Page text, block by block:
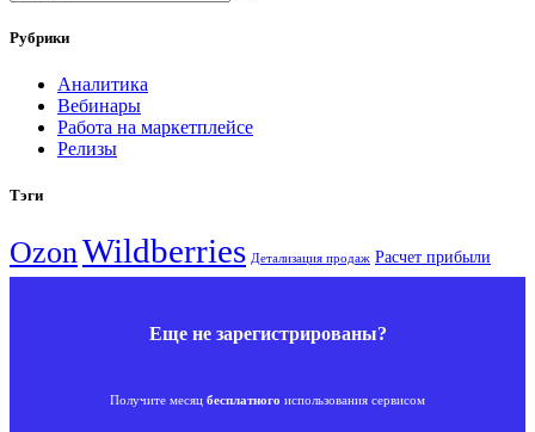
Рубрики
Аналитика
Вебинары
Работа на маркетплейсе
Релизы
Тэги
OzonWildberries Детализация продаж Расчет прибыли
Еще не зарегистрированы?
Получите месяц бесплатного использования сервисом